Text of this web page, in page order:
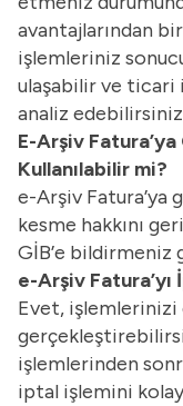
avantajlarından
işlemleriniz
ulaşabilir ve
analiz
E-Arşiv
Kullanılabilir mi?
e-Arşiv Fatura’ya
kesme hakkını
GİB’e bildirmeniz
e-Arşiv
Evet, işlemlerinizi
işlemlerinden
iptal işlemini